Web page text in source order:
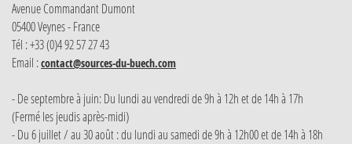
Avenue Commandant Dumont
05400 Veynes - France
Tél : +33 (0)4 92 57 27 43
Email :contact@sources-du-buech.com
- De septembre à juin: Du lundi au vendredi de 9h à 12h et de 14h à 17h
(Fermé les jeudis après-midi)
- Du 6 juillet / au 30 août : du lundi au samedi de 9h à 12h00 et de 14h à 18h